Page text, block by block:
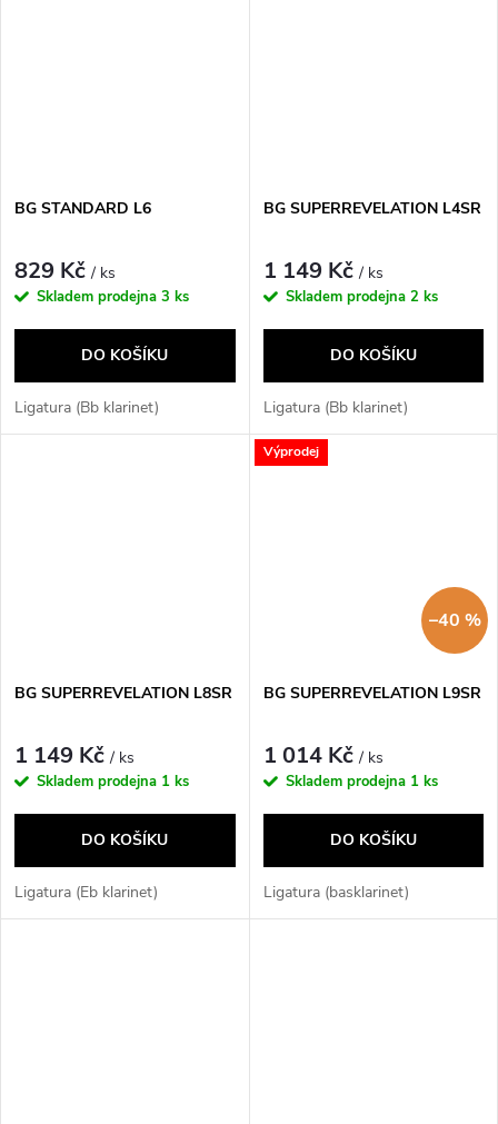
BG STANDARD L6
829 Kč/ ks
Skladem prodejna 3 ks
DO KOŠÍKU
Ligatura (Bb klarinet)
BG SUPERREVELATION L4SR
1 149 Kč/ ks
Skladem prodejna 2 ks
DO KOŠÍKU
Ligatura (Bb klarinet)
BG SUPERREVELATION L8SR
1 149 Kč/ ks
Skladem prodejna 1 ks
DO KOŠÍKU
Ligatura (Eb klarinet)
Výprodej
–40 %
BG SUPERREVELATION L9SR
1 014 Kč/ ks
Skladem prodejna 1 ks
DO KOŠÍKU
Ligatura (basklarinet)